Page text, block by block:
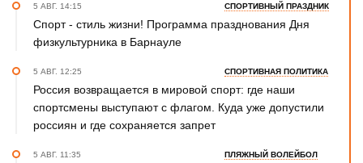
5 АВГ. 14:15 СПОРТИВНЫЙ ПРАЗДНИК
Спорт - стиль жизни! Программа празднования Дня
физкультурника в Барнауле
5 АВГ. 12:25 СПОРТИВНАЯ ПОЛИТИКА
Россия возвращается в мировой спорт: где наши
спортсмены выступают с флагом. Куда уже допустили
россиян и где сохраняется запрет
5 АВГ. 11:35 ПЛЯЖНЫЙ ВОЛЕЙБОЛ